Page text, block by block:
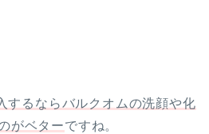
するならバルクオムの洗顔や化
がベターですね。